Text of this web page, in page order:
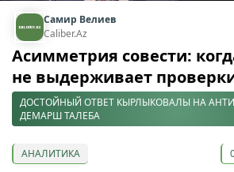
Самир Велиев
Caliber.Az
Асимметрия совести:
не выдерживает
ДОСТОЙНЫЙ ОТВЕТ КЫРЛЫКОВАЛЫ НА
ДЕМАРШ ТАЛЕБА
АНАЛИТИКА